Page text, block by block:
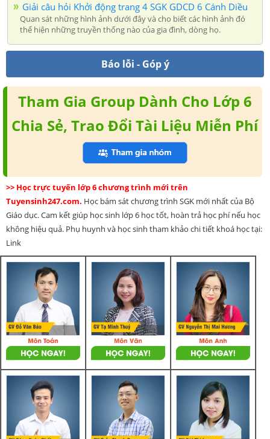
Giải câu hỏi Khởi động trang 4 SGK GDCD 6 Cánh Diều
Quan sát những hình ảnh dưới đây và cho biết các hình ảnh đó
thể hiện những truyền thống nào của gia đình, dòng họ.
Báo lỗi - Góp ý
Tham Gia Group Dành Cho Lớp 6
Chia Sẻ, Trao Đổi Tài Liệu Miễn Phí
>> Học trực tuyến lớp 6 chương trình mới trên
Tuyensinh247.com. Học bám sát chương trình SGK mới nhất của Bộ
Giáo dục. Cam kết giúp học sinh lớp 6 học tốt, hoàn trả học phí nếu học
không hiệu quả. Phụ huynh và học sinh tham khảo chi tiết khoá học tại:
Link